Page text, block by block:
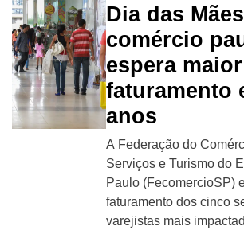
Dia das
comércio
espera maior
faturamento
anos
A Federação do
Serviços e Turismo do
Paulo (FecomercioSP)
faturamento dos cinco
varejistas mais